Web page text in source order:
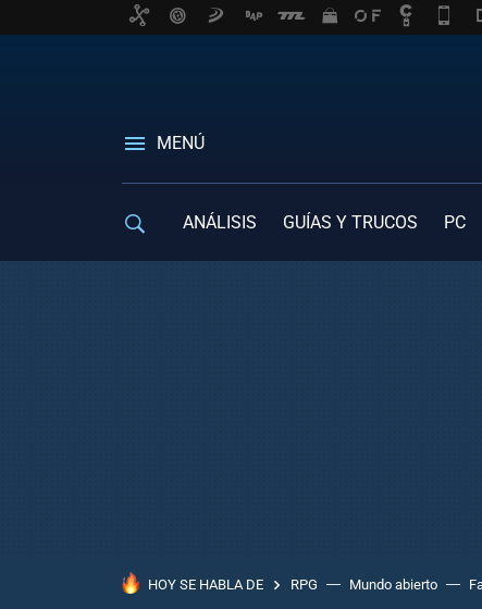
MENÚ
ANÁLISIS GUÍAS Y TRUCOS PC
HOY SE HABLA DE RPG Mundo abierto